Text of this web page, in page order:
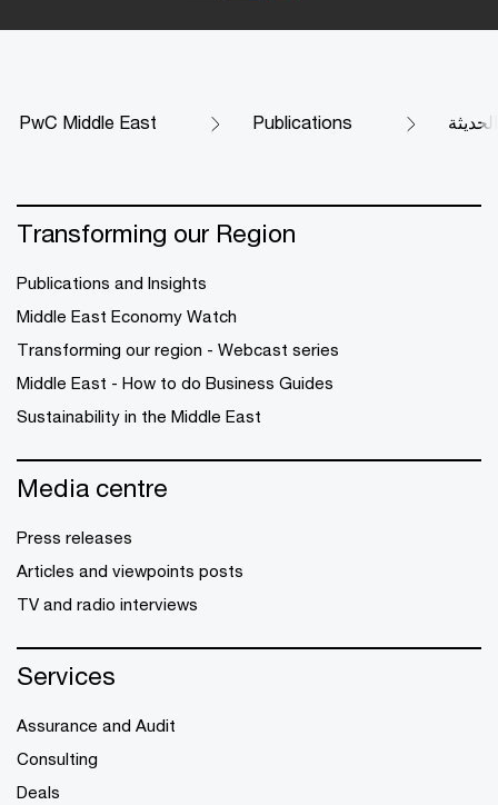
PwC Middle East Publications
Transforming our Region
Publications and Insights
Middle East Economy Watch
Transforming our region - Webcast series
Middle East - How to do Business Guides
Sustainability in the Middle East
Media centre
Press releases
Articles and viewpoints posts
TV and radio interviews
Services
Assurance and Audit
Consulting
Deals